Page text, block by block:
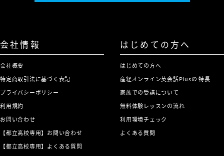
会社情報
会社概要
特定商取引法に基づく表記
プライバシーポリシー
利用規約
お問い合わせ
【都立高校専用】お問い合わせ
【都立高校専用】よくある質問
はじめての方へ
はじめての方へ
産経オンライン英会話Plusの 特長
家族での受講について
無料体験レッスンの流れ
利用環境チェック
よくある質問